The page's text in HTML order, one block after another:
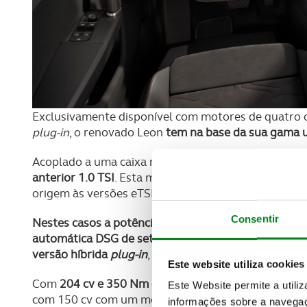
Consentir
Este website utiliza cookies
Este Website permite a
informações sobre a
Exclusivamente disponível com motores de quatro
plug-in, o renovado Leon tem na base da sua gama
Acoplado a uma caixa manual de seis velocidades,
anterior 1.0 TSI. Esta motorização
origem às versões eTSI.
Nestes casos a potência pode ser de 115 ou 150 cv
automática DSG de sete relações. Por fim, notopo
versão híbridaplug-in, designada eHybrid.
Com 204 cv e 350 Nm de potência máxima
com 150 cv com um motor elétrico com 115 cv (85